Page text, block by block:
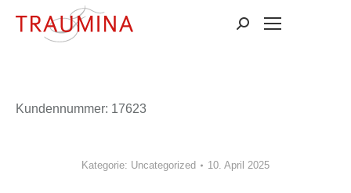
Suchen:
Kun­den­num­mer: 17623
Kategorie: Uncategorized 10. April 2025